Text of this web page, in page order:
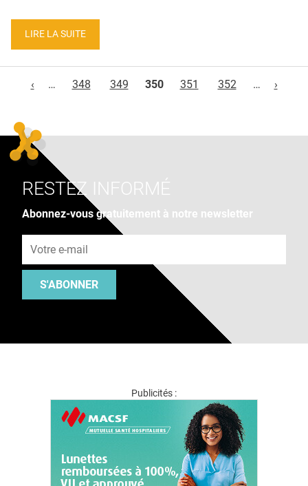
LIRE LA SUITE
‹
… 348 349 350 351 352 … ›
RESTEZ INFORMÉ
Abonnez-vous gratuitement à notre newsletter
S'ABONNER
Publicités :